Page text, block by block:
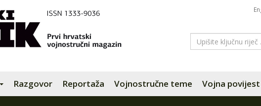
Razgovor Reportaža Vojnostručne teme Vojna povijest